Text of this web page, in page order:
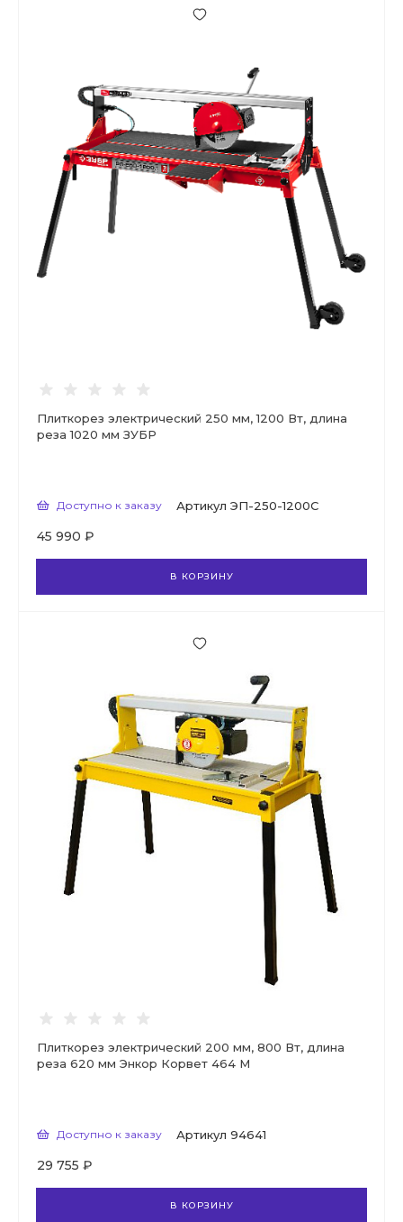
Плиткорез электрический 250 мм, 1200 Вт, длина
реза 1020 мм ЗУБР
Доступно к заказу Артикул ЭП-250-1200С
45 990 ₽
В КОРЗИНУ
Плиткорез электрический 200 мм, 800 Вт, длина
реза 620 мм Энкор Корвет 464 М
Доступно к заказу Артикул 94641
29 755 ₽
В КОРЗИНУ